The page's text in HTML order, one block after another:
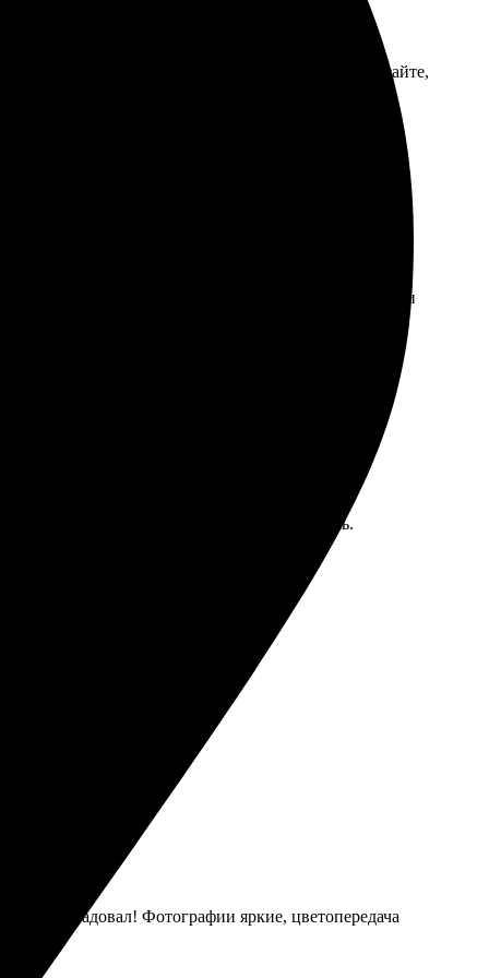
поражена качеством. Легко загрузила фото на сайте,
короткое время пришло уведомление о
рекомендую всем!
удивили – всего два дня! Качество печати
Файлы загрузила без проблем, есть
и четкие фотографии. Рада, что обратилась.
супер!
порадовал! Фотографии яркие, цветопередача